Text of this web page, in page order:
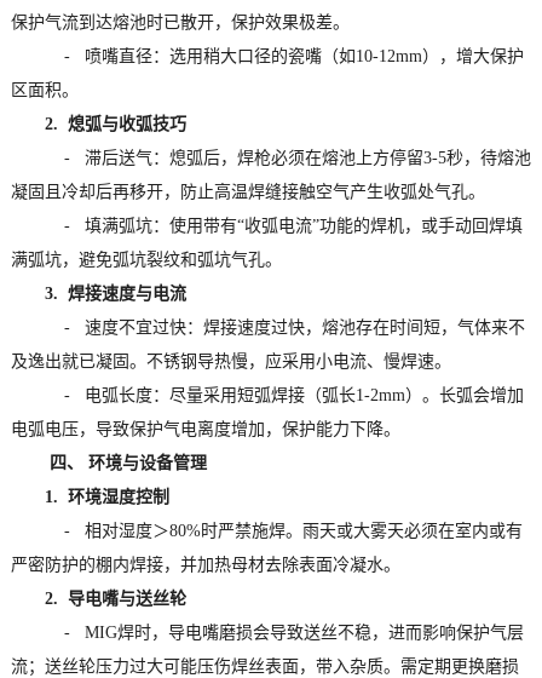
保护气流到达熔池时已散开，保护效果极差。
- 喷嘴直径：选用稍大口径的瓷嘴（如10-12mm），增大保护
区面积。
2. 熄弧与收弧技巧
- 滞后送气：熄弧后，焊枪必须在熔池上方停留3-5秒，待熔池
凝固且冷却后再移开，防止高温焊缝接触空气产生收弧处气孔。
- 填满弧坑：使用带有“收弧电流”功能的焊机，或手动回焊填
满弧坑，避免弧坑裂纹和弧坑气孔。
3. 焊接速度与电流
- 速度不宜过快：焊接速度过快，熔池存在时间短，气体来不
及逸出就已凝固。不锈钢导热慢，应采用小电流、慢焊速。
- 电弧长度：尽量采用短弧焊接（弧长1-2mm）。长弧会增加
电弧电压，导致保护气电离度增加，保护能力下降。
四、 环境与设备管理
1. 环境湿度控制
- 相对湿度＞80%时严禁施焊。雨天或大雾天必须在室内或有
严密防护的棚内焊接，并加热母材去除表面冷凝水。
2. 导电嘴与送丝轮
- MIG焊时，导电嘴磨损会导致送丝不稳，进而影响保护气层
流；送丝轮压力过大可能压伤焊丝表面，带入杂质。需定期更换磨损